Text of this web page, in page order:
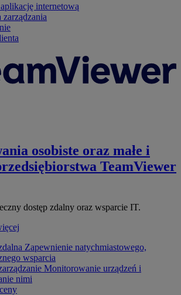
internetową
osobiste oraz małe i
TeamViewer
dostęp zdalny oraz wsparcie IT.
Zapewnienie natychmiastowego,
wsparcia
Monitorowanie urządzeń i
nimi